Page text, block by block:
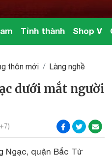
Tỉnh thành Shop V
thôn mới Làng nghề
dưới mắt người
Ngạc, quận Bắc Từ